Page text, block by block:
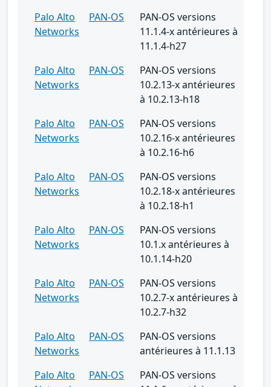
Palo Alto
Networks
PAN-OS
PAN-OS versions
11.1.4-x antérieures à
11.1.4-h27
Palo Alto
Networks
PAN-OS
PAN-OS versions
10.2.13-x antérieures
à 10.2.13-h18
Palo Alto
Networks
PAN-OS
PAN-OS versions
10.2.16-x antérieures
à 10.2.16-h6
Palo Alto
Networks
PAN-OS
PAN-OS versions
10.2.18-x antérieures
à 10.2.18-h1
Palo Alto
Networks
PAN-OS
PAN-OS versions
10.1.x antérieures à
10.1.14-h20
Palo Alto
Networks
PAN-OS
PAN-OS versions
10.2.7-x antérieures à
10.2.7-h32
Palo Alto
Networks
PAN-OS
PAN-OS versions
antérieures à 11.1.13
Palo Alto
PAN-OS
PAN-OS versions